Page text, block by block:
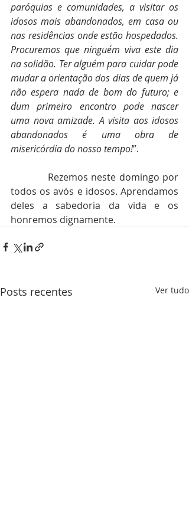
paróquias e comunidades, a visitar os
idosos mais abandonados, em casa ou
nas residências onde estão hospedados.
Procuremos que ninguém viva este dia
na solidão. Ter alguém para cuidar pode
mudar a orientação dos dias de quem já
não espera nada de bom do futuro; e
dum primeiro encontro pode nascer
uma nova amizade. A visita aos idosos
abandonados é uma obra de
misericórdia do nosso tempo!”.
todos os avós e idosos. Aprendamos
deles a sabedoria da vida e os
honremos dignamente.
Posts recentes Ver tudo